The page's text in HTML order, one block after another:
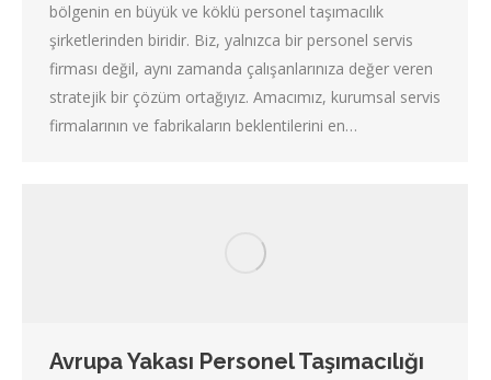
bölgenin en büyük ve köklü personel taşımacılık
şirketlerinden biridir. Biz, yalnızca bir personel servis
firması değil, aynı zamanda çalışanlarınıza değer veren
stratejik bir çözüm ortağıyız. Amacımız, kurumsal servis
firmalarının ve fabrikaların beklentilerini en…
Avrupa Yakası Personel Taşımacılığı